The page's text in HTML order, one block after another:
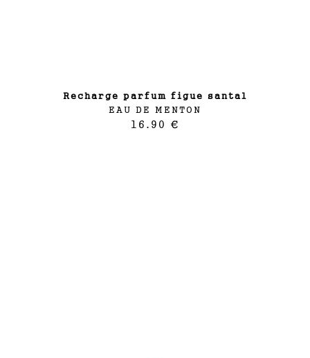
recharge parfum figue santal
EAU DE MENTON
16.90 €